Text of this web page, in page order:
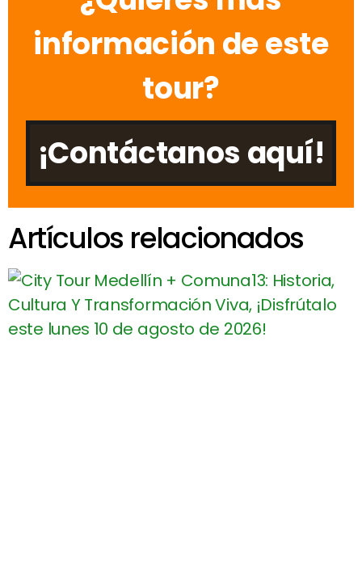
información de este
tour?
¡Contáctanos aquí!
Artículos relacionados